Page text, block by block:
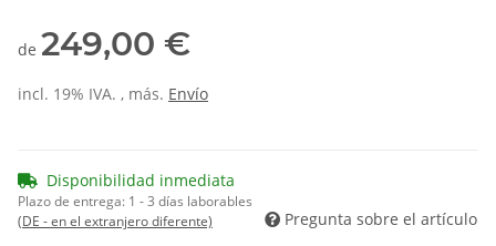
de 249,00 €
incl. 19% IVA. , más. Envío
Disponibilidad inmediata
Plazo de entrega: 1 - 3 días laborables
(DE - en el extranjero diferente)
Pregunta sobre el artículo